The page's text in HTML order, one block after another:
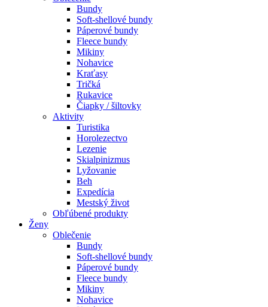
Bundy
Soft-shellové bundy
Páperové bundy
Fleece bundy
Mikiny
Nohavice
Kraťasy
Tričká
Rukavice
Čiapky / šiltovky
Aktivity
Turistika
Horolezectvo
Lezenie
Skialpinizmus
Lyžovanie
Beh
Expedícia
Mestský život
Obľúbené produkty
Ženy
Oblečenie
Bundy
Soft-shellové bundy
Páperové bundy
Fleece bundy
Mikiny
Nohavice